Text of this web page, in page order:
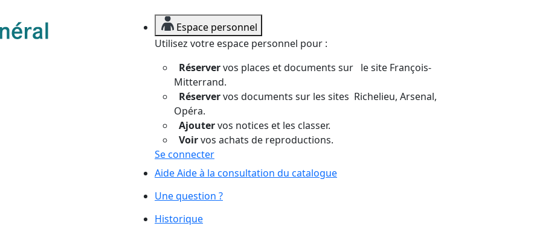
Espace personnel
Utilisez votre espace personnel pour :
Réservervos places et documents sur le site François-
Mitterrand.
Réservervos documents sur les sites Richelieu, Arsenal,
Opéra.
Ajoutervos notices et les classer.
Voirvos achats de reproductions.
Se connecter
AideAide à la consultation du catalogue
Une question ?
Historique